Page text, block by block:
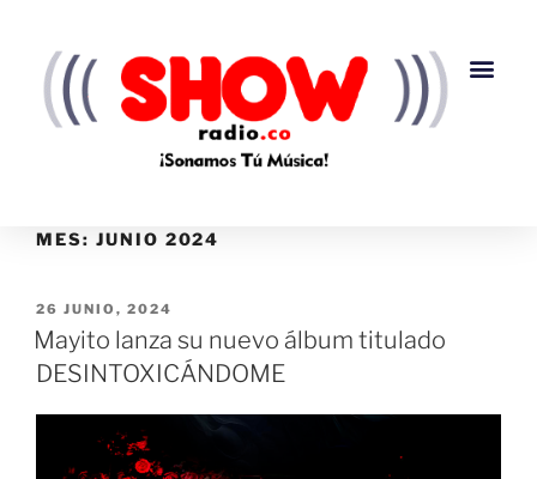
MES: JUNIO 2024
26 JUNIO, 2024
Mayito lanza su nuevo álbum titulado
DESINTOXICÁNDOME